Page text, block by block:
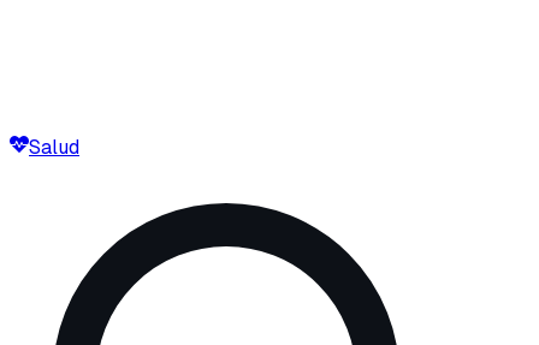
Salud